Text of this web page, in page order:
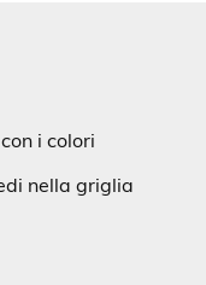
i colori
nella griglia